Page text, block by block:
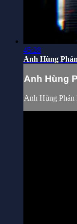
45:28
Anh Hùng
Anh Hùng
Anh Hùng Phản